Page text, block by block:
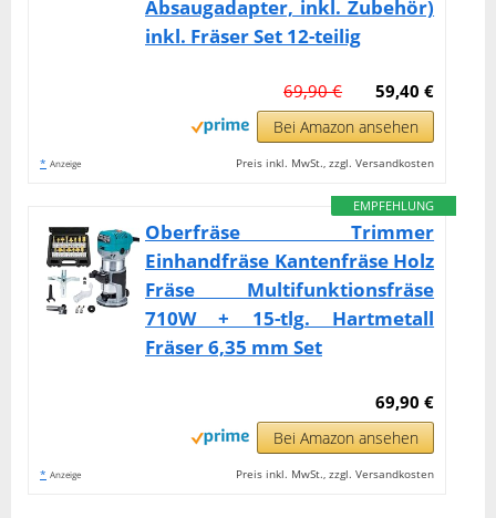
Absaugadapter, inkl. Zubehör)
inkl. Fräser Set 12-teilig
59,40 €
69,90 €
Bei Amazon ansehen
* Anzeige Preis inkl. MwSt., zzgl. Versandkosten
EMPFEHLUNG
Oberfräse Trimmer
Einhandfräse Kantenfräse Holz
Fräse Multifunktionsfräse
710W + 15-tlg. Hartmetall
Fräser 6,35 mm Set
69,90 €
Bei Amazon ansehen
* Anzeige Preis inkl. MwSt., zzgl. Versandkosten